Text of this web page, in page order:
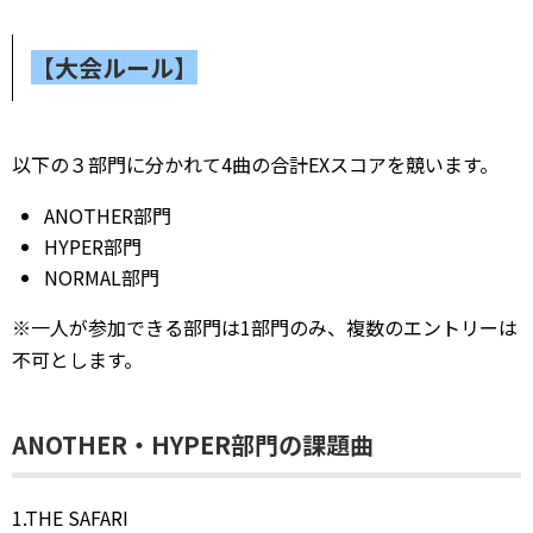
【大会ルール】
以下の３部門に分かれて4曲の合計EXスコアを競います。
ANOTHER部門
HYPER部門
NORMAL部門
※一人が参加できる部門は1部門のみ、複数のエントリーは
不可とします。
ANOTHER・HYPER部門の課題曲
1.THE SAFARI